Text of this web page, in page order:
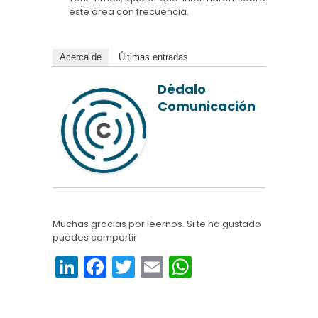
éste área con frecuencia.
Acerca de Últimas entradas
Dédalo
Comunicación
Muchas gracias por leernos. Si te ha gustado
puedes compartir
Li
n
F
a
T
w
E
m